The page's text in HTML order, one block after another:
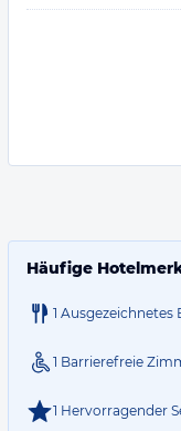
Häufige
1 Ausgezeichnetes
1 Barrierefreie
1 Hervorragender